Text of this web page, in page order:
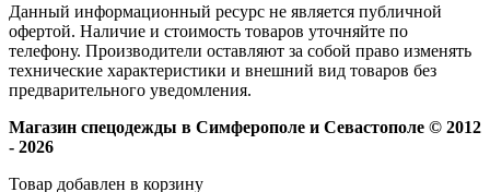
Данный информационный ресурс не является публичной
офертой. Наличие и стоимость товаров уточняйте по
телефону. Производители оставляют за собой право изменять
технические характеристики и внешний вид товаров без
предварительного уведомления.
Магазин спецодежды в Симферополе и Севастополе © 2012
- 2026
Товар добавлен в корзину